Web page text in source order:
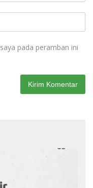
pada peramban ini